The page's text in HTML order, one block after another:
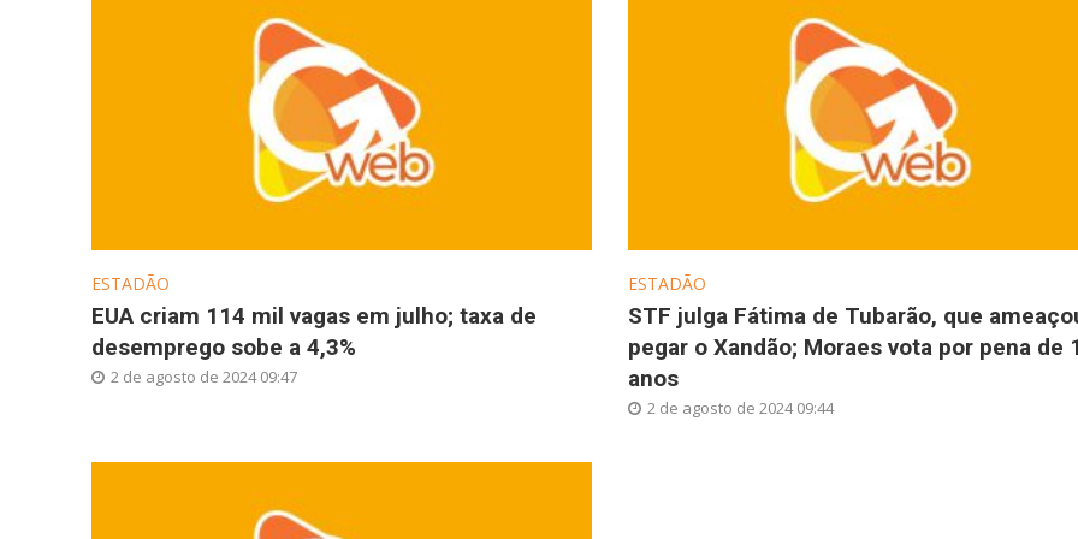
ESTADÃO
EUA criam 114 mil vagas em julho; taxa de
desemprego sobe a 4,3%
2 de agosto de 2024 09:47
ESTADÃO
STF julga Fátima de Tubarão, que
pegar o Xandão; Moraes vota por pena de
anos
2 de agosto de 2024 09:44